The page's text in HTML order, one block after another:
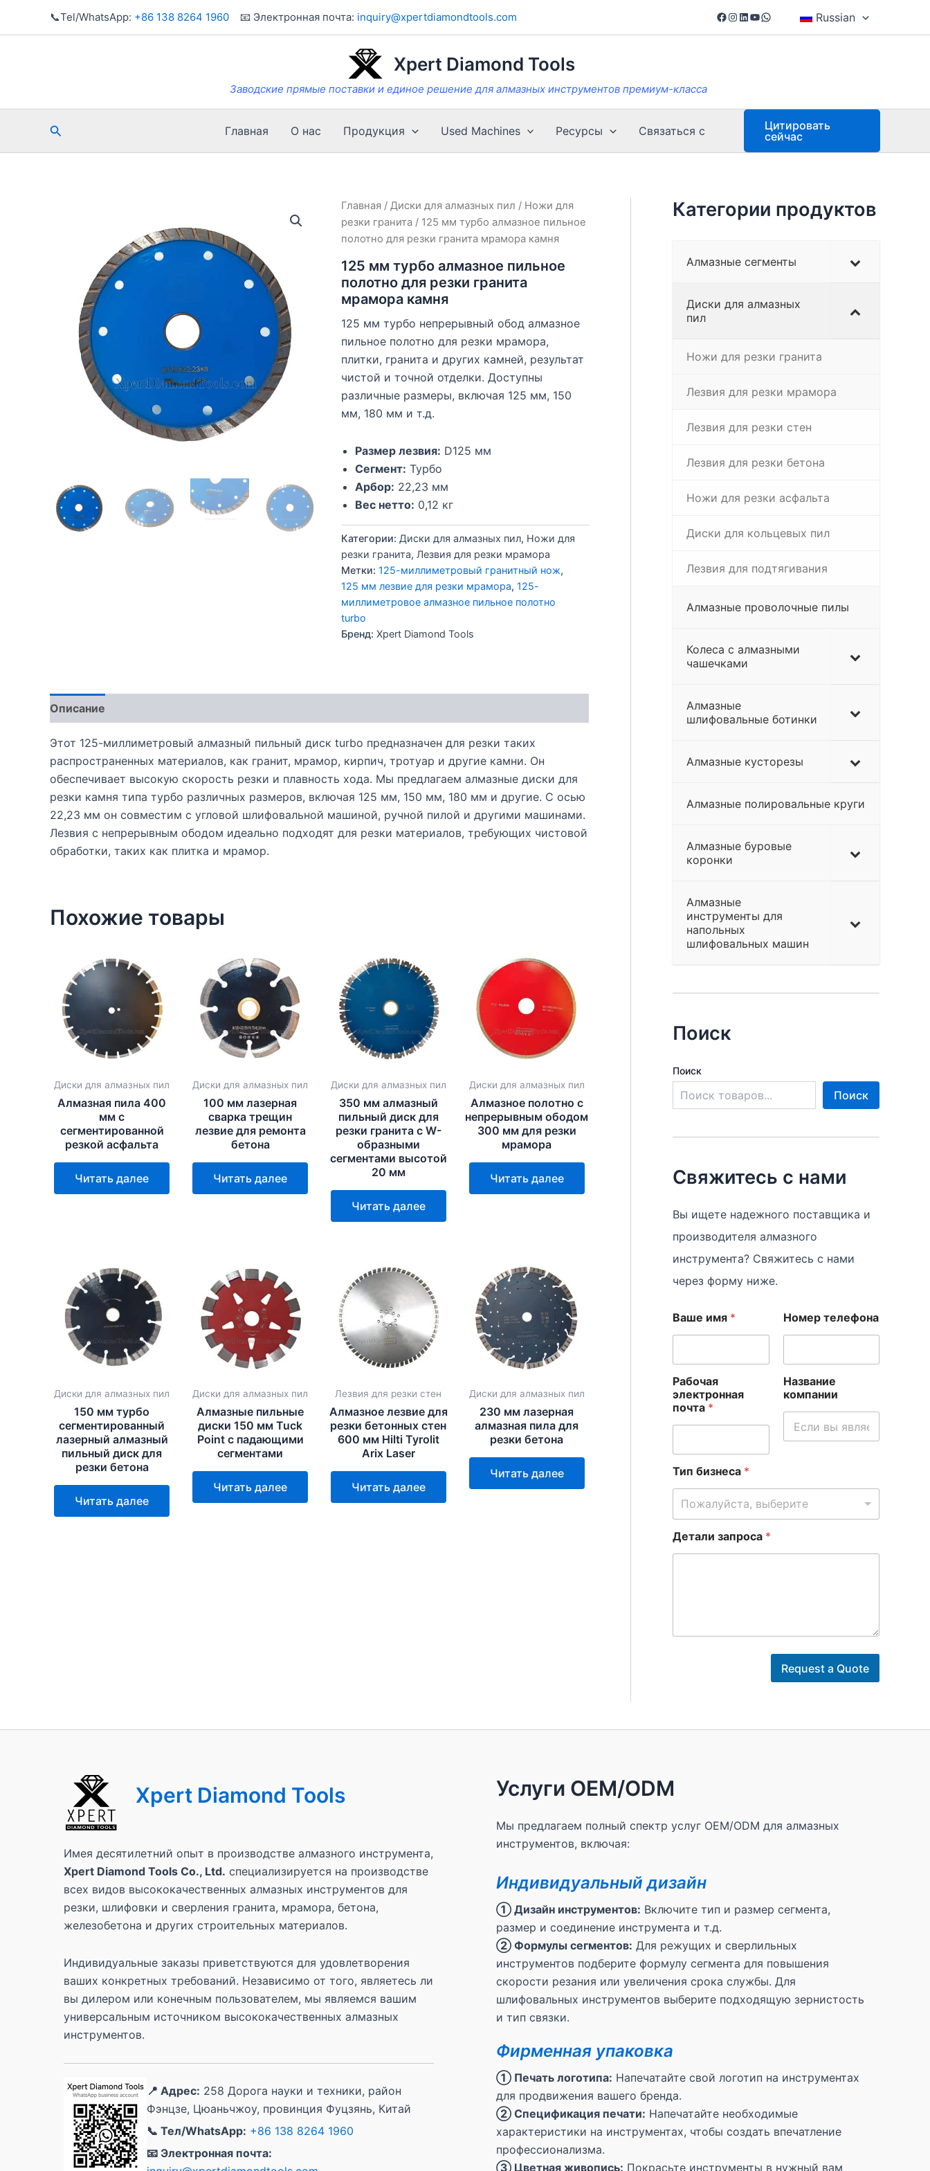
📞Tel/WhatsApp: +86 138 8264 1960 📧 Электронная почта: inquiry@xpertdiamondtools.com Facebook
Instagram
LinkedIn
YouTube
WhatsApp Russian
Xpert Diamond Tools
Заводские прямые поставки и единое решение для алмазных инструментов премиум-класса
Поиск Главная О нас Продукция Used Machines Ресурсы Связаться с
Цитировать
сейчас
Главная / Диски для алмазных пил / Ножи для
резки гранита / 125 мм турбо алмазное пильное
полотно для резки гранита мрамора камня
125 мм турбо алмазное пильное
полотно для резки гранита
мрамора камня
125 мм турбо непрерывный обод алмазное
пильное полотно для резки мрамора,
плитки, гранита и других камней, результат
чистой и точной отделки. Доступны
различные размеры, включая 125 мм, 150
мм, 180 мм и т.д.
Размер лезвия: D125 мм
Сегмент: Турбо
Арбор: 22,23 мм
Вес нетто: 0,12 кг
Категории: Диски для алмазных пил, Ножи для
резки гранита, Лезвия для резки мрамора
Метки: 125-миллиметровый гранитный нож,
125 мм лезвие для резки мрамора, 125-
миллиметровое алмазное пильное полотно
turbo
Бренд: Xpert Diamond Tools
Описание
Этот 125-миллиметровый алмазный пильный диск turbo предназначен для резки таких
распространенных материалов, как гранит, мрамор, кирпич, тротуар и другие камни. Он
обеспечивает высокую скорость резки и плавность хода. Мы предлагаем алмазные диски для
резки камня типа турбо различных размеров, включая 125 мм, 150 мм, 180 мм и другие. С осью
22,23 мм он совместим с угловой шлифовальной машиной, ручной пилой и другими машинами.
Лезвия с непрерывным ободом идеально подходят для резки материалов, требующих чистовой
обработки, таких как плитка и мрамор.
Похожие товары
Диски для алмазных пил
Алмазная пила 400
мм с
сегментированной
резкой асфальта
Читать далее
Диски для алмазных пил
100 мм лазерная
сварка трещин
лезвие для ремонта
бетона
Читать далее
Диски для алмазных пил
350 мм алмазный
пильный диск для
резки гранита с W-
образными
сегментами высотой
20 мм
Читать далее
Диски для алмазных пил
Алмазное полотно с
непрерывным ободом
300 мм для резки
мрамора
Читать далее
Диски для алмазных пил
150 мм турбо
сегментированный
лазерный алмазный
пильный диск для
резки бетона
Читать далее
Диски для алмазных пил
Алмазные пильные
диски 150 мм Tuck
Point с падающими
сегментами
Читать далее
Лезвия для резки стен
Алмазное лезвие для
резки бетонных стен
600 мм Hilti Tyrolit
Arix Laser
Читать далее
Диски для алмазных пил
230 мм лазерная
алмазная пила для
резки бетона
Читать далее
Категории продуктов
Алмазные сегменты
Диски для алмазных
пил
Ножи для резки гранита
Лезвия для резки мрамора
Лезвия для резки стен
Лезвия для резки бетона
Ножи для резки асфальта
Диски для кольцевых пил
Лезвия для подтягивания
Алмазные проволочные пилы
Колеса с алмазными
чашечками
Алмазные
шлифовальные ботинки
Алмазные кусторезы
Алмазные полировальные круги
Алмазные буровые
коронки
Алмазные
инструменты для
напольных
шлифовальных машин
Поиск
Поиск
Поиск
Свяжитесь с нами
Вы ищете надежного поставщика и
производителя алмазного
инструмента? Свяжитесь с нами
через форму ниже.
Ваше имя * Номер телефона
Рабочая
электронная
почта *
Название
компании
Тип бизнеса *
Пожалуйста, выберите
Детали запроса *
*
е
ф
н
Request a Quote
Xpert Diamond Tools
Имея десятилетний опыт в производстве алмазного инструмента,
Xpert Diamond Tools Co., Ltd. специализируется на производстве
всех видов высококачественных алмазных инструментов для
резки, шлифовки и сверления гранита, мрамора, бетона,
железобетона и других строительных материалов.
Индивидуальные заказы приветствуются для удовлетворения
ваших конкретных требований. Независимо от того, являетесь ли
вы дилером или конечным пользователем, мы являемся вашим
универсальным источником высококачественных алмазных
инструментов.
📍 Адрес: 258 Дорога науки и техники, район
Фэнцзе, Цюаньчжоу, провинция Фуцзянь, Китай
📞 Тел/WhatsApp: +86 138 8264 1960
📧 Электронная почта:
Услуги OEM/ODM
Мы предлагаем полный спектр услуг OEM/ODM для алмазных
инструментов, включая:
Индивидуальный дизайн
① Дизайн инструментов: Включите тип и размер сегмента,
размер и соединение инструмента и т.д.
② Формулы сегментов: Для режущих и сверлильных
инструментов подберите формулу сегмента для повышения
скорости резания или увеличения срока службы. Для
шлифовальных инструментов выберите подходящую зернистость
и тип связки.
Фирменная упаковка
① Печать логотипа: Напечатайте свой логотип на инструментах
для продвижения вашего бренда.
② Спецификация печати: Напечатайте необходимые
характеристики на инструментах, чтобы создать впечатление
профессионализма.
③ Цветная живопись: Покрасьте инструменты в нужный вам